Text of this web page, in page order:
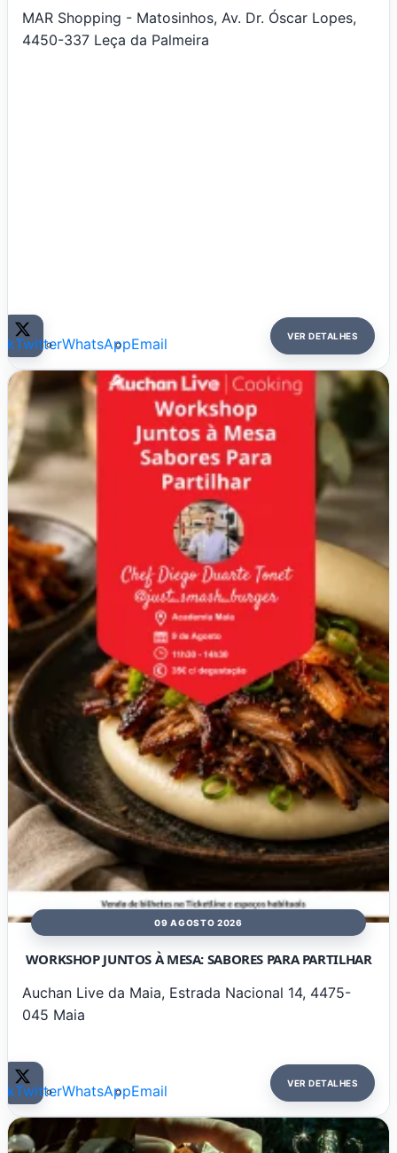
MAR Shopping - Matosinhos, Av. Dr. Óscar Lopes,
4450-337 Leça da Palmeira
TwitterWhatsAppEmail VER DETALHES
09 AGOSTO 2026
WORKSHOP JUNTOS À MESA: SABORES PARA PARTILHAR
Auchan Live da Maia, Estrada Nacional 14, 4475-
045 Maia
TwitterWhatsAppEmail VER DETALHES